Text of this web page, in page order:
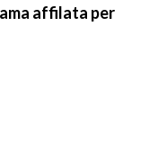
affilata per